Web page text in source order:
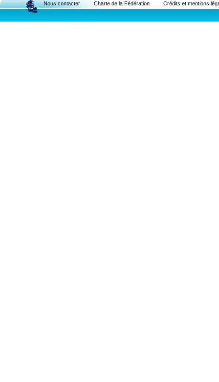
Nous contacter Charte de la Fédération Crédits et mentions